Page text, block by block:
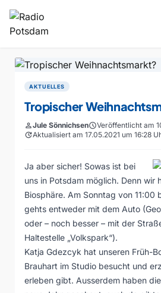
AKTUELLES
Tropischer
personJule SönnichsenscheduleVeröffentlicht am
updateAktualisiert am 17.05.2021 um 16:28
Ja aber sicher! Sowas ist bei
uns in Potsdam möglich. Denn wir
Biosphäre. Am Sonntag von 11:00
gehts entweder mit dem Auto
oder – noch besser – mit der
Haltestelle „Volkspark“).
Katja Gdezcyk hat unseren Früh-
Brauhart im Studio besucht und
erleben gibt. Ausserdem haben